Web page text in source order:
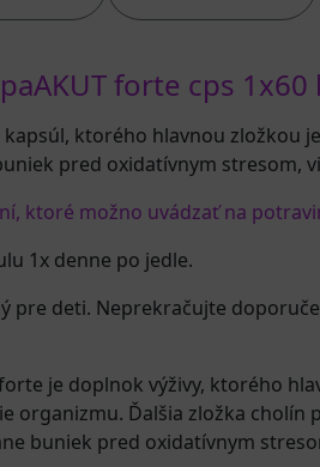
forte cps 1x60
ktorého hlavnou zložkou
pred oxidatívnym stresom,
ktoré možno uvádzať na
1x denne po jedle.
pre deti. Neprekračujte
je doplnok výživy, ktorého
organizmu. Ďalšia zložka
buniek pred oxidatívnym